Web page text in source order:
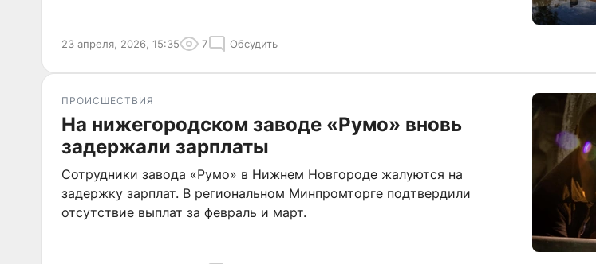
23 апреля, 2026, 15:35 7 Обсудить
ПРОИСШЕСТВИЯ
На нижегородском заводе «Румо» вновь
задержали зарплаты
Сотрудники завода «Румо» в Нижнем Новгороде жалуются на
задержку зарплат. В региональном Минпромторге подтвердили
отсутствие выплат за февраль и март.